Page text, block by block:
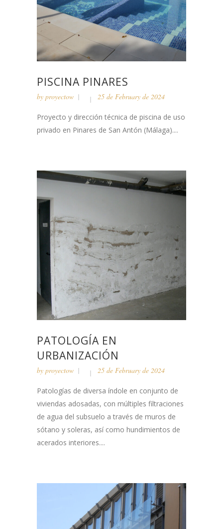
PISCINA PINARES
by proyectow 25 de February de 2024
Proyecto y dirección técnica de piscina de uso
privado en Pinares de San Antón (Málaga)....
PATOLOGÍA EN
URBANIZACIÓN
by proyectow 25 de February de 2024
Patologías de diversa índole en conjunto de
viviendas adosadas, con múltiples filtraciones
de agua del subsuelo a través de muros de
sótano y soleras, así como hundimientos de
acerados interiores....